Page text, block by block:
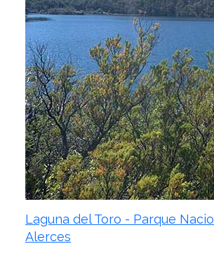
Laguna del Toro - Parque
Alerces